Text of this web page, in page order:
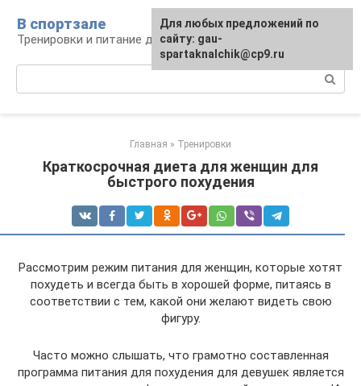
контенту
В спортзале
Тренировки и питание для здоровья
Главная » Тренировки
Краткосрочная диета для женщин для
быстрого похудения
Рассмотрим режим питания для женщин, которые хотят
похудеть и всегда быть в хорошей форме, питаясь в
соответствии с тем, какой они желают видеть свою
фигуру.
Часто можно слышать, что грамотно составленная
программа питания для похудения для девушек является
Для любых предложений по
сайту: gau-
spartaknalchik@cp9.ru